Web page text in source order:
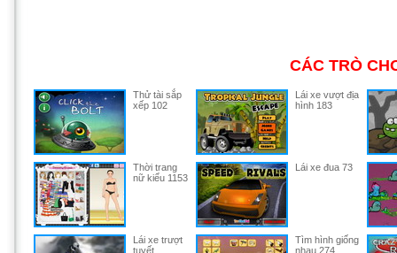
CÁC TRÒ
Thử tài sắp
xếp 102
Lái xe vượt địa
hình 183
Thời trang
nữ kiểu 1153
Lái xe đua 73
Lái xe trượt
tuyết
Tìm hình giống
nhau 274